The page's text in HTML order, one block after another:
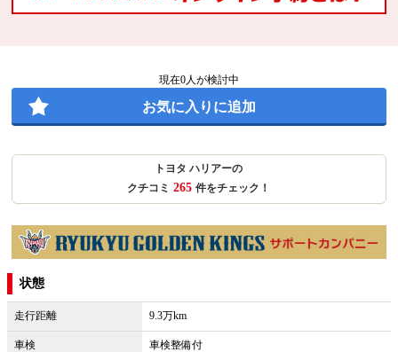
現在0人が検討中
お気に入りに追加
トヨタ ハリアーの
クチコミ 265 件をチェック！
状態
走行距離 9.3万km
車検 車検整備付